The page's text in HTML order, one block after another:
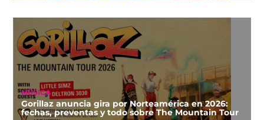
MÚSICA
Gorillaz anuncia gira por Norteamérica en 2026:
fechas, preventas y todo sobre The Mountain Tour